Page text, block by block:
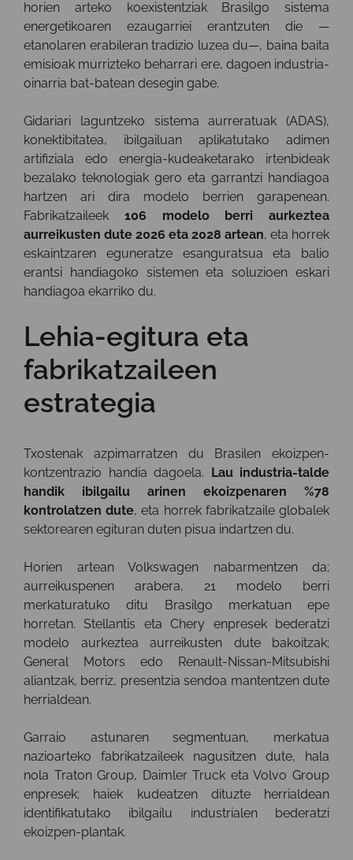
horien arteko koexistentziak Brasilgo sistema
energetikoaren ezaugarriei erantzuten die —
etanolaren erabileran tradizio luzea du—, baina baita
emisioak murrizteko beharrari ere, dagoen industria-
oinarria bat-batean desegin gabe.
Gidariari laguntzeko sistema aurreratuak (ADAS),
konektibitatea, ibilgailuan aplikatutako adimen
artifiziala edo energia-kudeaketarako irtenbideak
bezalako teknologiak gero eta garrantzi handiagoa
hartzen ari dira modelo berrien garapenean.
Fabrikatzaileek 106 modelo berri aurkeztea
aurreikusten dute 2026 eta 2028 artean, eta horrek
eskaintzaren eguneratze esanguratsua eta balio
erantsi handiagoko sistemen eta soluzioen eskari
handiagoa ekarriko du.
Lehia-egitura eta
fabrikatzaileen
estrategia
Txostenak azpimarratzen du Brasilen ekoizpen-
kontzentrazio handia dagoela. Lau industria-talde
handik ibilgailu arinen ekoizpenaren %78
kontrolatzen dute, eta horrek fabrikatzaile globalek
sektorearen egituran duten pisua indartzen du.
Horien artean Volkswagen nabarmentzen da;
aurreikuspenen arabera, 21 modelo berri
merkaturatuko ditu Brasilgo merkatuan epe
horretan. Stellantis eta Chery enpresek bederatzi
modelo aurkeztea aurreikusten dute bakoitzak;
General Motors edo Renault-Nissan-Mitsubishi
aliantzak, berriz, presentzia sendoa mantentzen dute
herrialdean.
Garraio astunaren segmentuan, merkatua
nazioarteko fabrikatzaileek nagusitzen dute, hala
nola Traton Group, Daimler Truck eta Volvo Group
enpresek; haiek kudeatzen dituzte herrialdean
identifikatutako ibilgailu industrialen bederatzi
ekoizpen-plantak.